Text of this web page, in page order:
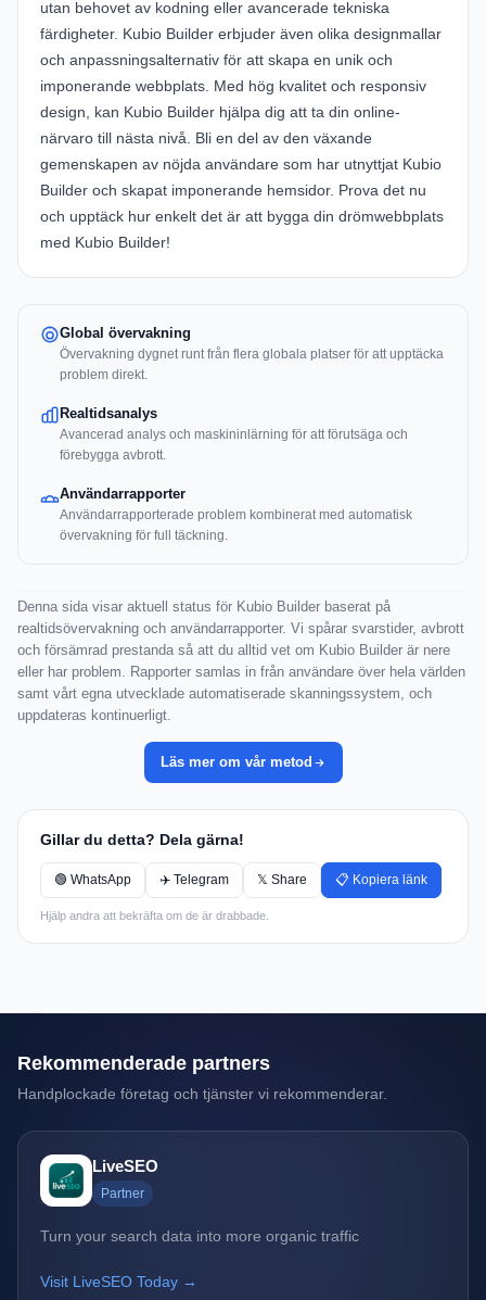
utan behovet av kodning eller avancerade tekniska
färdigheter. Kubio Builder erbjuder även olika designmallar
och anpassningsalternativ för att skapa en unik och
imponerande webbplats. Med hög kvalitet och responsiv
design, kan Kubio Builder hjälpa dig att ta din online-
närvaro till nästa nivå. Bli en del av den växande
gemenskapen av nöjda användare som har utnyttjat Kubio
Builder och skapat imponerande hemsidor. Prova det nu
och upptäck hur enkelt det är att bygga din drömwebbplats
med Kubio Builder!
Global övervakning
Övervakning dygnet runt från flera globala platser för att upptäcka
problem direkt.
Realtidsanalys
Avancerad analys och maskininlärning för att förutsäga och
förebygga avbrott.
Användarrapporter
Användarrapporterade problem kombinerat med automatisk
övervakning för full täckning.
Denna sida visar aktuell status för Kubio Builder baserat på
realtidsövervakning och användarrapporter. Vi spårar svarstider, avbrott
och försämrad prestanda så att du alltid vet om Kubio Builder är nere
eller har problem. Rapporter samlas in från användare över hela världen
samt vårt egna utvecklade automatiserade skanningssystem, och
uppdateras kontinuerligt.
Läs mer om vår metod
Gillar du detta? Dela gärna!
🟢 WhatsApp ✈️ Telegram 𝕏 Share 📋 Kopiera länk
Hjälp andra att bekräfta om de är drabbade.
Rekommenderade partners
Handplockade företag och tjänster vi rekommenderar.
LiveSEO
Partner
Turn your search data into more organic traffic
Visit LiveSEO Today →